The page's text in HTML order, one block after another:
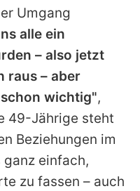
Umgang
alle ein
– also jetzt
raus – aber
wichtig",
49-Jährige steht
Beziehungen im
einfach,
zu fassen – auch